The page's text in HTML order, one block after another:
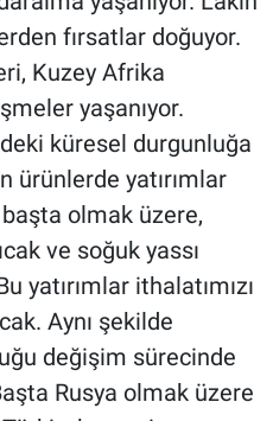
fırsatlar doğuyor.
Kuzey Afrika
yaşanıyor.
küresel durgunluğa
ürünlerde yatırımlar
başta olmak üzere,
ve soğuk yassı
yatırımlar ithalatımızı
Aynı şekilde
değişim sürecinde
Rusya olmak üzere